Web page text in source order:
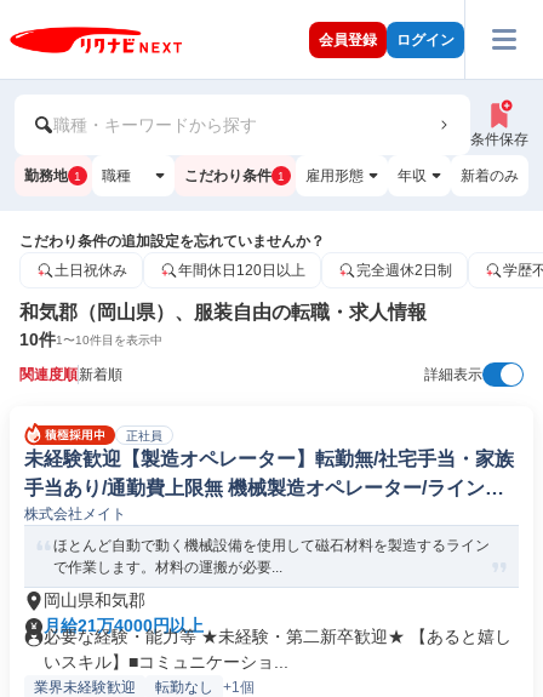
会員登録 ログイン
職種・キーワードから探す
条件保存
勤務地 1 職種 こだわり条件 1 雇用形態 年収 新着のみ
こだわり条件の追加設定を忘れていませんか？
土日祝休み
年間休日120日以上 完全週休2日制 学歴
和気郡（岡山県）、服装自由の転職・求人情報
10件1〜10件目を表示中
関連度順新着順 詳細表示
正社員
未経験歓迎【製造オペレーター】転勤無/社宅手当・家族
手当あり/通勤費上限無 機械製造オペレーター/ラインマ
ネージャー
株式会社メイト
ほとんど自動で動く機械設備を使用して磁石材料を製造するライン
で作業します。材料の運搬が必要...
岡山県和気郡
月給21万4000円以上
必要な経験・能力等 ★未経験・第二新卒歓迎★ 【あると嬉し
いスキル】■コミュニケーショ...
業界未経験歓迎 転勤なし +1個